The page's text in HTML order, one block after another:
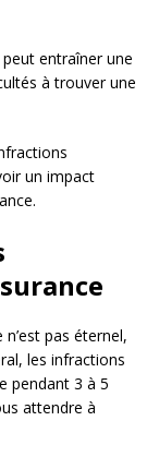
entraîner une
à trouver une
un impact
pas éternel,
les infractions
pendant 3 à 5
attendre à